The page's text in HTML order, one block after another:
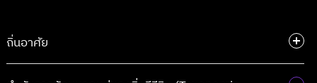
ถิ่นอาศัย